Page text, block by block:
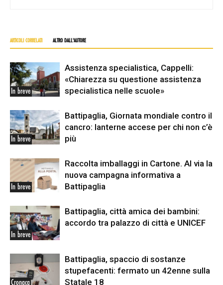
ARTICOLI CORRELATI ALTRO DALL'AUTORE
In breve
Assistenza specialistica, Cappelli:
«Chiarezza su questione assistenza
specialistica nelle scuole»
In breve
Battipaglia, Giornata mondiale contro il
cancro: lanterne accese per chi non c’è
più
In breve
Raccolta imballaggi in Cartone. Al via la
nuova campagna informativa a
Battipaglia
In breve
Battipaglia, città amica dei bambini:
accordo tra palazzo di città e UNICEF
Cronaca
Battipaglia, spaccio di sostanze
stupefacenti: fermato un 42enne sulla
Statale 18